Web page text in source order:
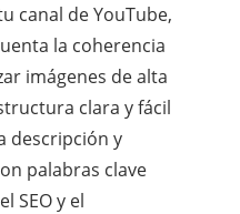
canal de YouTube,
la coherencia
imágenes de alta
clara y fácil
descripción y
palabras clave
SEO y el